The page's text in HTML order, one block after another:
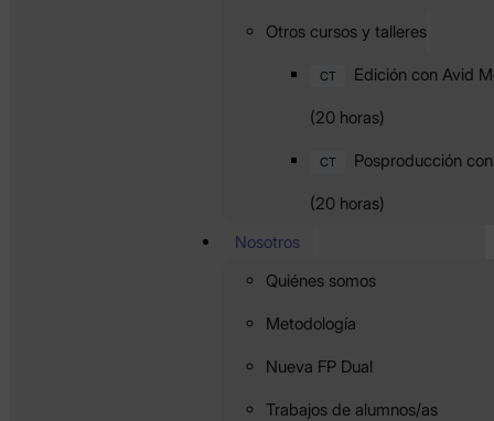
Otros cursos y talleres
CT Edición con Avid
(20 horas)
CT Posproducción
(20 horas)
Nosotros
Quiénes somos
Metodología
Nueva FP Dual
Trabajos de alumnos/as